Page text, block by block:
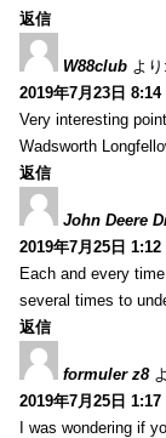
返信
W88club より:
2019年7月23日 8:14
Very interesting
Wadsworth
返信
John Deere
2019年7月25日 1:12
Each and every
several times to
返信
formuler z8
2019年7月25日 1:17
I was wondering if